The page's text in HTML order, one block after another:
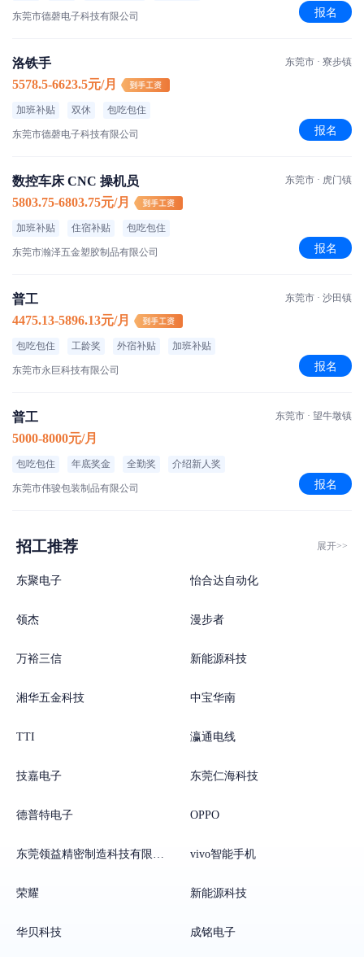
东莞市德磬电子科技有限公司 报名
洛铁手
5578.5-6623.5元/月
加班补贴 双休 包吃包住
东莞市德磬电子科技有限公司
东莞市 · 寮步镇
报名
数控车床 CNC 操机员
5803.75-6803.75元/月
加班补贴 住宿补贴 包吃包住
东莞市瀚泽五金塑胶制品有限公司
东莞市 · 虎门镇
报名
普工
4475.13-5896.13元/月
包吃包住 工龄奖 外宿补贴 加班补贴
东莞市永巨科技有限公司
东莞市 · 沙田镇
报名
普工
5000-8000元/月
包吃包住 年底奖金 全勤奖 介绍新人奖
东莞市伟骏包装制品有限公司
东莞市 · 望牛墩镇
报名
招工推荐 展开>>
东聚电子 怡合达自动化
领杰 漫步者
万裕三信 新能源科技
湘华五金科技 中宝华南
TTI 瀛通电线
技嘉电子 东莞仁海科技
德普特电子 OPPO
东莞领益精密制造科技有限公司 vivo智能手机
荣耀 新能源科技
华贝科技 成铭电子